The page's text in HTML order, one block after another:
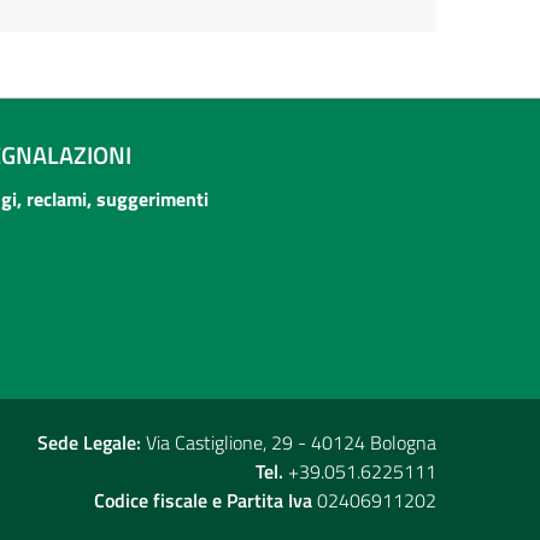
reclami, suggerimenti
Sede Legale: Via Castiglione, 29 - 40124 Bologna
Tel. +39.051.6225111
Codice fiscale e Partita Iva02406911202